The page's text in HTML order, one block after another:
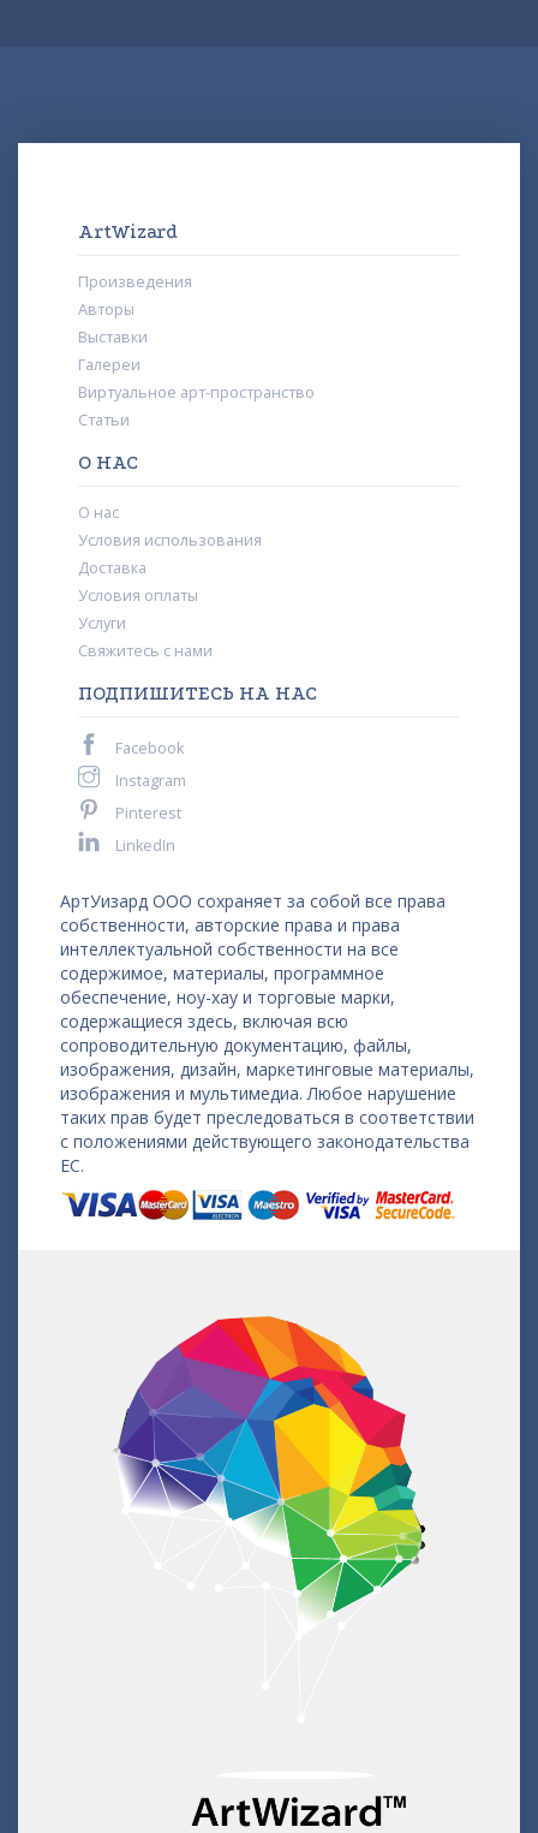
ArtWizard
Произведения
Авторы
Выставки
Галереи
Виртуальное арт-пространство
Статьи
О НАС
О нас
Условия использования
Доставка
Условия оплаты
Услуги
Свяжитесь с нами
ПОДПИШИТЕСЬ НА НАС
Facebook
Instagram
Pinterest
LinkedIn
АртУизард ООО сохраняет за собой все права
собственности, авторские права и права
интеллектуальной собственности на все
содержимое, материалы, программное
обеспечение, ноу-хау и торговые марки,
содержащиеся здесь, включая всю
сопроводительную документацию, файлы,
изображения, дизайн, маркетинговые материалы,
изображения и мультимедиа. Любое нарушение
таких прав будет преследоваться в соответствии
с положениями действующего законодательства
ЕС.